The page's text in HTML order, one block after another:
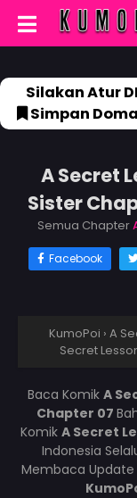
Silakan Atur
Simpan
A Secret
Sister
Semua Chapter
Facebook
KumoPoi › A
Secret
Baca Komik A
Chapter 07
Komik A Secret
Indonesia
Membaca Update